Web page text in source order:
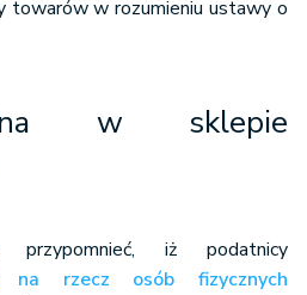
w rozumieniu ustawy o
w sklepie
iż podatnicy
na rzecz osób fizycznych